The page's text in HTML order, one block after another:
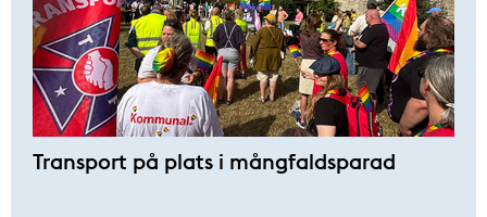
Transport på plats i mångfaldsparad